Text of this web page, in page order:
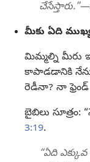
మీకు ఏది
మిమ్మల్ని మీరు
కాపాడడానికి
రెడీనా? నా ఫ్రెండ్‌
బైబిలు సూత్రం:
3:19.
“ఏది